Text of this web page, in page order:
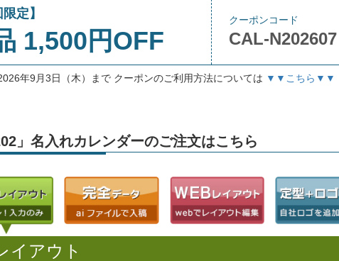
限定】
1,500円OFF
クーポンコード
CAL-N202607
年9月3日（木）まで クーポンのご利用方法については ▼▼こちら▼▼
」名入れカレンダーのご注文はこちら
イアウト